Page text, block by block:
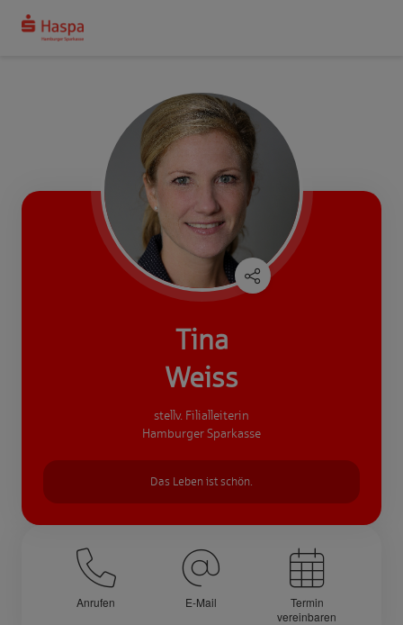
Tina
Weiss
stellv. Filialleiterin
Hamburger Sparkasse
Das Leben ist schön.
Anrufen E-Mail
Termin
vereinbaren